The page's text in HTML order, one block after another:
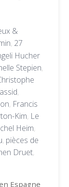
&
, 27
Hucher
Stepien,
,
, Francis
Kim, Le
Heim,
, pièces de
Druet,
Espagne